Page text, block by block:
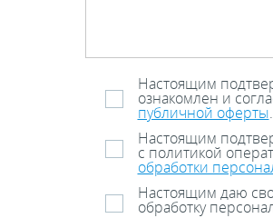
Настоящим
ознакомлен и
публичной оферты.
Настоящим
с политикой
обработки
Настоящим даю
обработку